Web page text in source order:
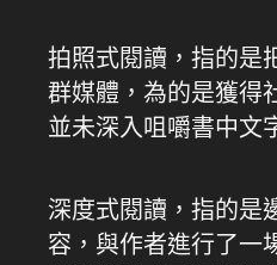
拍照式閱讀，指的是
群媒體，為的是獲得
並未深入咀嚼書中文
深度式閱讀，指的是
容，與作者進行了一